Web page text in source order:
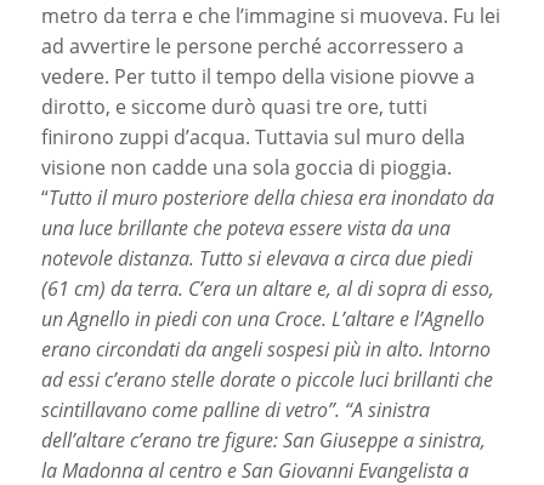
metro da terra e che l’immagine si muoveva. Fu lei
ad avvertire le persone perché accorressero a
vedere. Per tutto il tempo della visione piovve a
dirotto, e siccome durò quasi tre ore, tutti
finirono zuppi d’acqua. Tuttavia sul muro della
visione non cadde una sola goccia di pioggia.
“Tutto il muro posteriore della chiesa era inondato da
una luce brillante che poteva essere vista da una
notevole distanza. Tutto si elevava a circa due piedi
(61 cm) da terra. C’era un altare e, al di sopra di esso,
un Agnello in piedi con una Croce. L’altare e l’Agnello
erano circondati da angeli sospesi più in alto. Intorno
ad essi c’erano stelle dorate o piccole luci brillanti che
scintillavano come palline di vetro”. “A sinistra
dell’altare c’erano tre figure: San Giuseppe a sinistra,
la Madonna al centro e San Giovanni Evangelista a